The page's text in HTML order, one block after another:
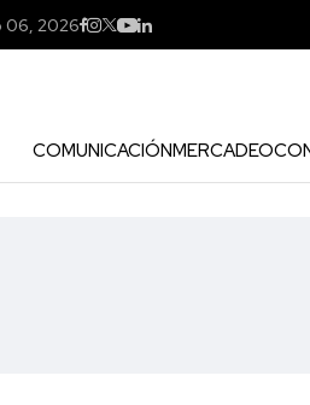
06, 2026
COMUNICACIÓNMERCADEO